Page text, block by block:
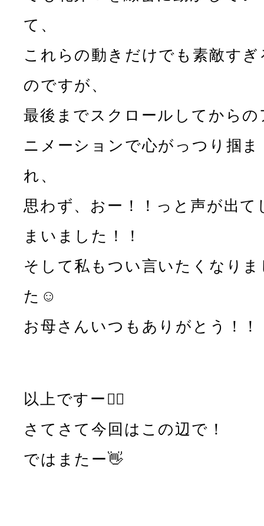
て、
これらの動きだけでも素敵すぎ
のですが、
最後までスクロールしてからの
ニメーションで心がっつり掴ま
れ、
思わず、おー！！っと声が出て
まいました！！
そして私もつい言いたくなりま
た☺️
お母さんいつもありがとう！！
以上ですー🙋‍♂️
さてさて今回はこの辺で！
ではまたー👋